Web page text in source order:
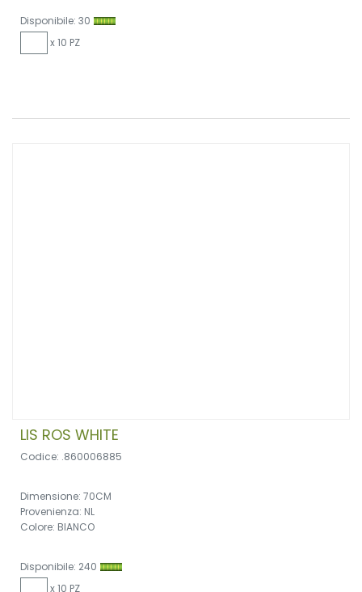
Disponibile: 30
x 10 PZ
LIS ROS WHITE
Codice: .860006885
Dimensione: 70CM
Provenienza: NL
Colore: BIANCO
Disponibile: 240
x 10 PZ